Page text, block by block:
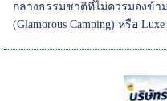
กลางธรรมชาติที่ไม่ควรมองข้า
(Glamorous Camping) หรือ